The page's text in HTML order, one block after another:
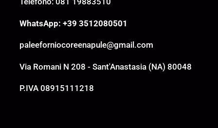
WhatsApp: +39 3512080501
paleeforniocoreenapule@gmail.com
Via Romani N 208 - Sant'Anastasia (NA) 80048
P.IVA 08915111218